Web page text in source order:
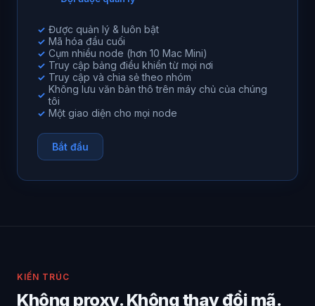
✓ Được quản lý & luôn bật
✓ Mã hóa đầu cuối
✓ Cụm nhiều node (hơn 10 Mac Mini)
✓ Truy cập bảng điều khiển từ mọi nơi
✓ Truy cập và chia sẻ theo nhóm
✓ Không lưu văn bản thô trên máy chủ của chúng
tôi
✓ Một giao diện cho mọi node
Bắt đầu
KIẾN TRÚC
Không proxy. Không thay đổi mã.